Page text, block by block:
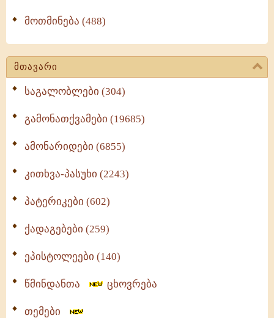
მოთმინება (488)
მთავარი
საგალობლები (304)
გამონათქვამები (19685)
ამონარიდები (6855)
კითხვა-პასუხი (2243)
პატერიკები (602)
ქადაგებები (259)
ეპისტოლეები (140)
წმინდანთა ცხოვრება
თემები